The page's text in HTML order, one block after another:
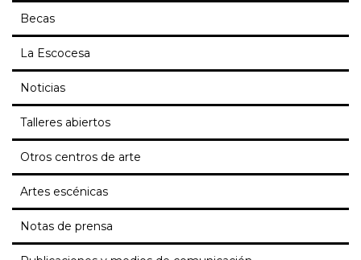
Becas
La Escocesa
Noticias
Talleres abiertos
Otros centros de arte
Artes escénicas
Notas de prensa